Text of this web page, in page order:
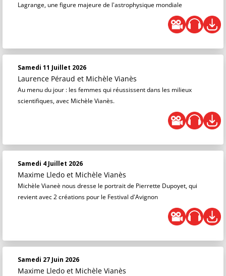
Lagrange, une figure majeure de l'astrophysique mondiale
Samedi 11 Juillet 2026
Laurence Péraud et Michèle Vianès
Au menu du jour : les femmes qui réussissent dans les milieux
scientifiques, avec Michèle Vianès.
Samedi 4 Juillet 2026
Maxime Lledo et Michèle Vianès
Michèle Vianeè nous dresse le portrait de Pierrette Dupoyet, qui
revient avec 2 créations pour le Festival d'Avignon
Samedi 27 Juin 2026
Maxime Lledo et Michèle Vianès